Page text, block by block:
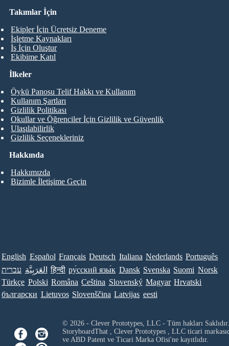
Takımlar İçin
Ekipler İçin Ücretsiz Deneme
İşletme Kaynakları
İş İçin Oluştur
Ekibime Katıl
Hakkında
Hakkımızda
Bizimle İletişime Geçin
İlkeler
Öykü Panosu Telif Hakkı ve Kullanım
Kullanım Şartları
Gizlilik Politikası
Okullar ve Öğrenciler İçin Gizlilik ve Güvenlik
Ulaşılabilirlik
Gizlilik Seçenekleriniz
English Español Français Deutsch Italiana Nederlands Português
עברית العَرَبِيَّة हिन्दी ру́сский язы́к Dansk Svenska Suomi Norsk
Türkçe Polski Româna Ceština Slovenský Magyar Hrvatski
български Lietuvos Slovenščina Latvijas eesti
© 2026 - Clever Prototypes, LLC - Tüm hakları Saklıdır.
StoryboardThat , Clever Prototypes , LLCticari
ve ABD Patent ve Ticari Marka Ofisi'ne kayıtlıdır.